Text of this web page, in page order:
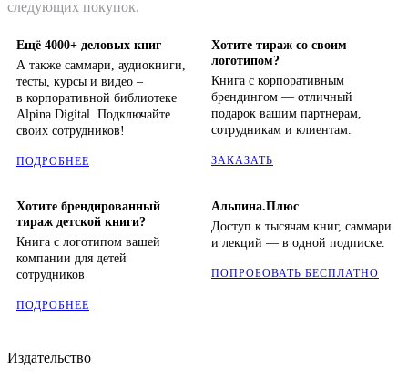
следующих покупок.
Ещё 4000+ деловых книг
А также саммари, аудиокниги,
тесты, курсы и видео –
в корпоративной библиотеке
Alpina Digital. Подключайте
своих сотрудников!
ПОДРОБНЕЕ
Хотите тираж со своим
логотипом?
Книга с корпоративным
брендингом — отличный
подарок вашим партнерам,
сотрудникам и клиентам.
ЗАКАЗАТЬ
Хотите брендированный
тираж детской книги?
Книга с логотипом вашей
компании для детей
сотрудников
ПОДРОБНЕЕ
Альпина.Плюс
Доступ к тысячам книг, саммари
и лекций — в одной подписке.
ПОПРОБОВАТЬ БЕСПЛАТНО
Издательство